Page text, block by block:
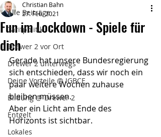
Alle Beiträge
Tarifpolitik
Drewer 2 vor Ort
Drewer 2 unterwegs
Deine Vorteile @ IGBCE
Bildung @ Drewer 2
Entgelt
Lokales
Fun im Lockdown - Spiele für
dich
Christian Bahn
27. Feb. 2021
Gerade hat unsere Bundesregierung
sich entschieden, dass wir noch ein
paar weitere Wochen zuhause
bleiben müssen.
Aber ein Licht am Ende des
Horizonts ist sichtbar.